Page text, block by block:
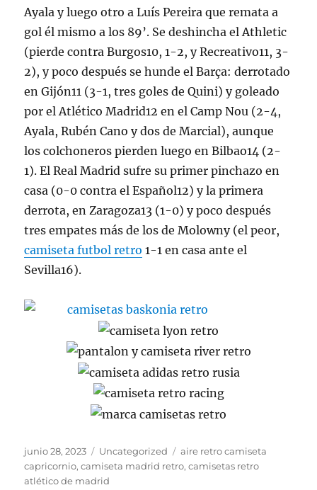
Ayala y luego otro a Luís Pereira que remata a
gol él mismo a los 89’. Se deshincha el Athletic
(pierde contra Burgos10, 1-2, y Recreativo11, 3-
2), y poco después se hunde el Barça: derrotado
en Gijón11 (3-1, tres goles de Quini) y goleado
por el Atlético Madrid12 en el Camp Nou (2-4,
Ayala, Rubén Cano y dos de Marcial), aunque
los colchoneros pierden luego en Bilbao14 (2-
1). El Real Madrid sufre su primer pinchazo en
casa (0-0 contra el Español12) y la primera
derrota, en Zaragoza13 (1-0) y poco después
tres empates más de los de Molowny (el peor,
camiseta futbol retro 1-1 en casa ante el
Sevilla16).
Publicado
el
junio 28, 2023 Categorías
Uncategorized Etiquetas
aire retro camiseta
capricornio,camiseta madrid retro,camisetas retro
atlético de madrid